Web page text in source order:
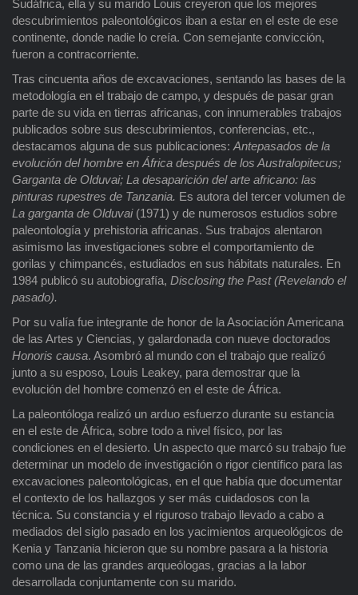
Sudáfrica, ella y su marido Louis creyeron que los mejores
descubrimientos paleontológicos iban a estar en el este de ese
continente, donde nadie lo creía. Con semejante convicción,
fueron a contracorriente.
Tras cincuenta años de excavaciones, sentando las bases de la
metodología en el trabajo de campo, y después de pasar gran
parte de su vida en tierras africanas, con innumerables trabajos
publicados sobre sus descubrimientos, conferencias, etc.,
destacamos alguna de sus publicaciones: Antepasados de la
evolución del hombre en África después de los Australopitecus;
Garganta de Olduvai; La desaparición del arte africano: las
pinturas rupestres de Tanzania. Es autora del tercer volumen de
La garganta de Olduvai(1971) y de numerosos estudios sobre
paleontología y prehistoria africanas. Sus trabajos alentaron
asimismo las investigaciones sobre el comportamiento de
gorilas y chimpancés, estudiados en sus hábitats naturales. En
1984 publicó su autobiografía, Disclosing the Past (Revelando el
pasado).
Por su valía fue integrante de honor de la Asociación Americana
de las Artes y Ciencias, y galardonada con nueve doctorados
Honoris causa. Asombró al mundo con el trabajo que realizó
junto a su esposo, Louis Leakey, para demostrar que la
evolución del hombre comenzó en el este de África.
La paleontóloga realizó un arduo esfuerzo durante su estancia
en el este de África, sobre todo a nivel físico, por las
condiciones en el desierto. Un aspecto que marcó su trabajo fue
determinar un modelo de investigación o rigor científico para las
excavaciones paleontológicas, en el que había que documentar
el contexto de los hallazgos y ser más cuidadosos con la
técnica. Su constancia y el riguroso trabajo llevado a cabo a
mediados del siglo pasado en los yacimientos arqueológicos de
Kenia y Tanzania hicieron que su nombre pasara a la historia
como una de las grandes arqueólogas, gracias a la labor
desarrollada conjuntamente con su marido.